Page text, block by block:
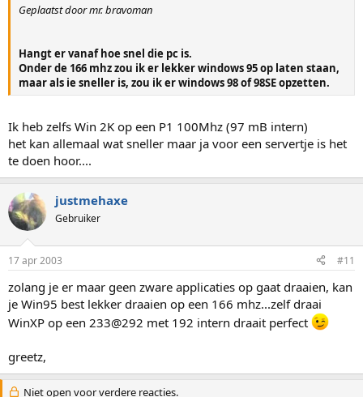
Geplaatst door mr. bravoman
Hangt er vanaf hoe snel die pc is.
Onder de 166 mhz zou ik er lekker windows 95 op laten staan,
maar als ie sneller is, zou ik er windows 98 of 98SE opzetten.
Ik heb zelfs Win 2K op een P1 100Mhz (97 mB intern)
het kan allemaal wat sneller maar ja voor een servertje is het
te doen hoor....
justmehaxe
Gebruiker
17 apr 2003 #11
zolang je er maar geen zware applicaties op gaat draaien, kan
je Win95 best lekker draaien op een 166 mhz...zelf draai
WinXP op een 233@292 met 192 intern draait perfect
greetz,
Niet open voor verdere reacties.